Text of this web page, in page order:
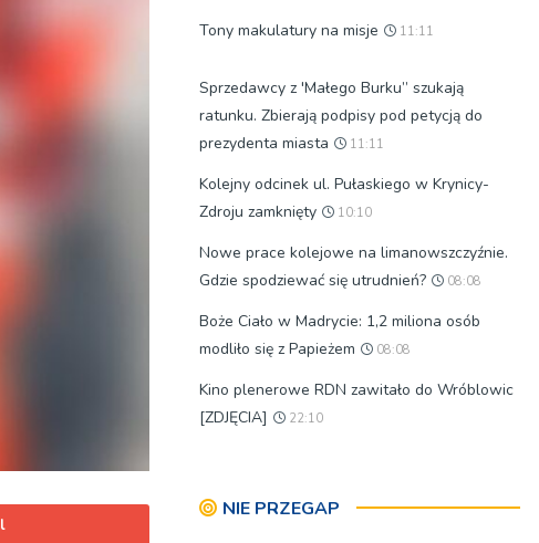
Tony makulatury na misje 11:11
Sprzedawcy z 'Małego Burku” szukają
ratunku. Zbierają podpisy pod petycją do
prezydenta miasta
11:11
Kolejny odcinek ul. Pułaskiego w Krynicy-
Zdroju zamknięty
10:10
Nowe prace kolejowe na limanowszczyźnie.
Gdzie spodziewać się utrudnień?
08:08
Boże Ciało w Madrycie: 1,2 miliona osób
modliło się z Papieżem
08:08
Kino plenerowe RDN zawitało do Wróblowic
[ZDJĘCIA]
22:10
NIE PRZEGAP